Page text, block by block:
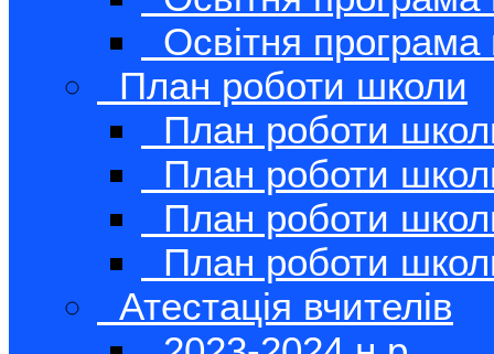
Освітня
План роботи школи
План роботи
План роботи
План роботи
План роботи
Атестація вчителів